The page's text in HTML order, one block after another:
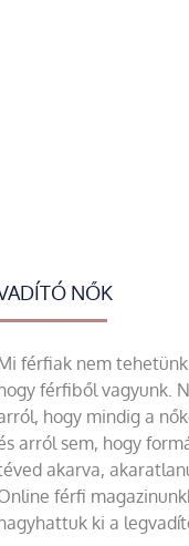
NŐK
férfiak nem
férfiből vagyunk.
hogy mindig a
arról sem, hogy
akarva,
férfi
ki a